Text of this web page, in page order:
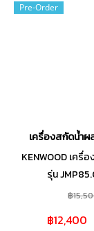
Pre-Order
เครื่องสกัดน้ำผ
KENWOOD เครื่
รุ่น
฿
฿12,400